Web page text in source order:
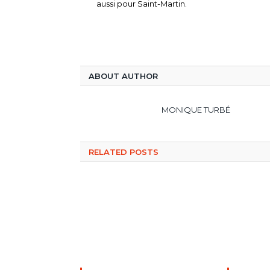
aussi pour Saint-Martin.
ABOUT AUTHOR
MONIQUE TURBÉ
RELATED POSTS